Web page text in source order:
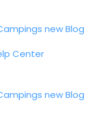
newBlog
Center
newBlog